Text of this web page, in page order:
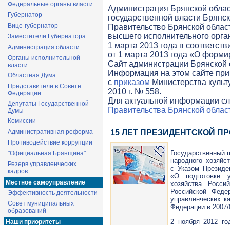
Федеральные органы власти
Губернатор
Вице-губернатор
Заместители Губернатора
Администрация области
Органы исполнительной
власти
Областная Дума
Представители в Совете
Федерации
Депутаты Государственной
Думы
Комиссии
Административная реформа
Противодействие коррупции
"Официальная Брянщина"
Резерв управленческих
кадров
Местное самоуправление
Эффективность деятельности
Совет муниципальных
образований
Наши приоритеты
Администрация Брянской
государственной власти
Правительство Брянской
высшего исполнительного
1 марта 2013 года в
от 1 марта 2013 года «О
Cайт администрации Брянской
Информация на этом сайте
с приказом Министерства
2010 г. № 558.
Для актуальной информации
Правительства Брянской
15 ЛЕТ ПРЕЗИДЕНТСКОЙ
Государственный
народного
с Указом
«О подготовке
хозяйства
Российской
управленческих
Федерации в
2 ноября 2012